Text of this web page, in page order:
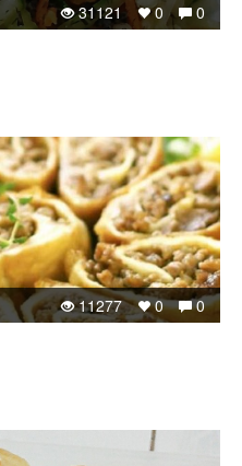
0
0
31121
0
0
11277